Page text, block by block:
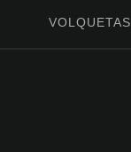
VOLQUETAS